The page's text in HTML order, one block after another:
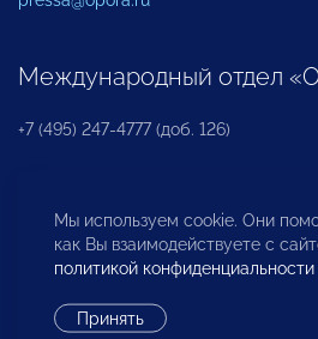
Международный отдел
+7 (495) 247-4777 (доб. 126)
Бюро по защите прав
инвесторов
Мы используем cookie. Они
как Вы взаимодействуете с
политикой конфиденциальности
Принять